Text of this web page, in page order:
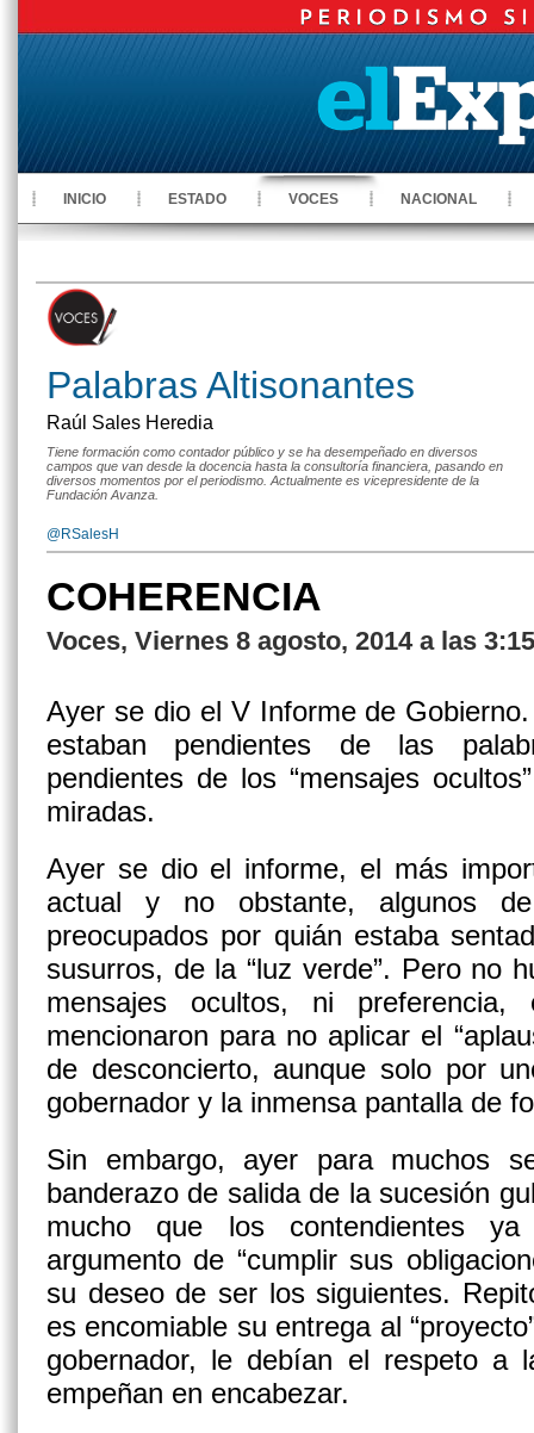
INICIO ESTADO VOCES NACIONAL
Palabras Altisonantes
Raúl Sales Heredia
Tiene formación como contador público y se ha desempeñado en diversos
campos que van desde la docencia hasta la consultoría financiera, pasando en
diversos momentos por el periodismo. Actualmente es vicepresidente de la
Fundación Avanza.
@RSalesH
COHERENCIA
Voces, Viernes 8 agosto, 2014 a las
Ayer se dio el V Informe de
estaban pendientes de las
pendientes de los “mensajes
miradas.
Ayer se dio el informe, el más
actual y no obstante, algunos
preocupados por quián estaba
susurros, de la “luz verde”. Pero no
mensajes ocultos, ni
mencionaron para no aplicar el
de desconcierto, aunque solo por
gobernador y la inmensa pantalla de
Sin embargo, ayer para muchos
banderazo de salida de la sucesión
mucho que los contendientes
argumento de “cumplir sus
su deseo de ser los siguientes.
es encomiable su entrega al
gobernador, le debían el respeto a
empeñan en encabezar.